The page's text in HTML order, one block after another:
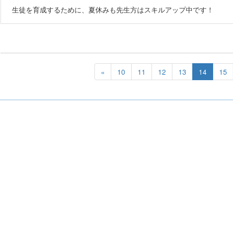
生徒を育成するために、夏休みも先生方はスキルアップ中です！
« 10 11 12 13 14 15